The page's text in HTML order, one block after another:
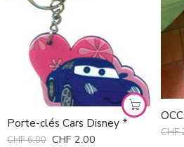
Porte-clés Cars Disney *
CHF6.00 CHF 2.00 CHF